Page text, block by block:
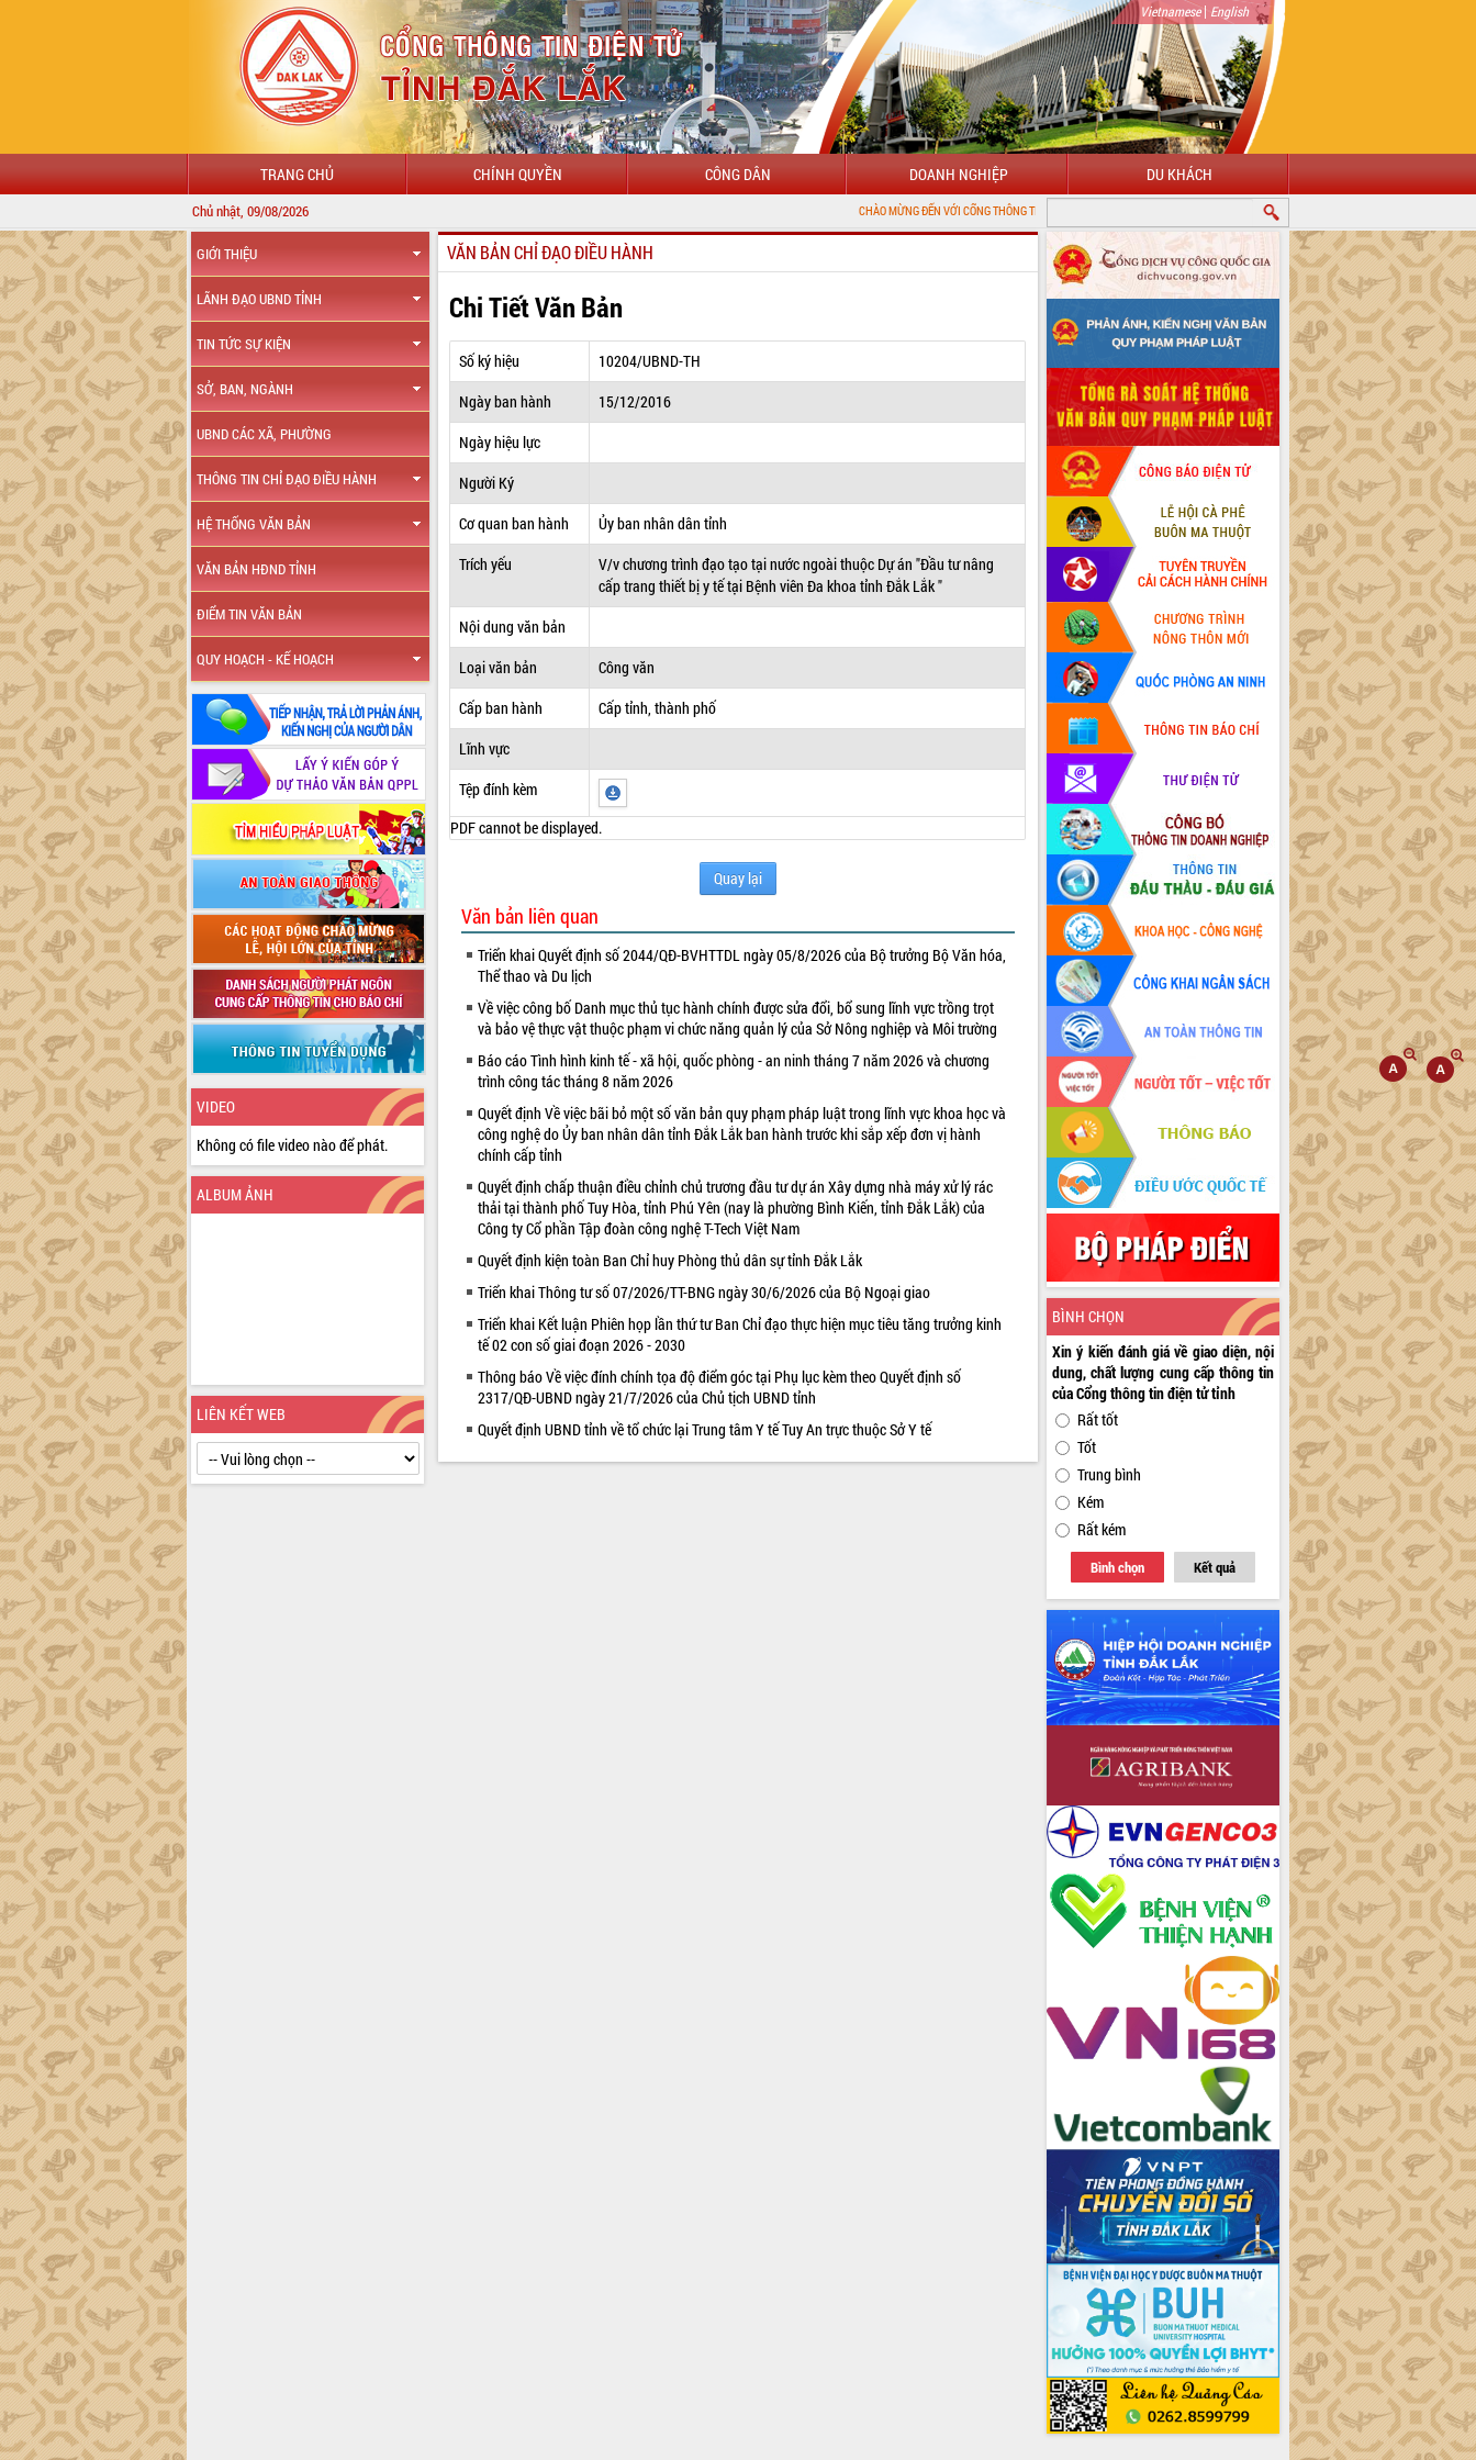
Vietnamese| English
TRANG CHỦ CHÍNH QUYỀN CÔNG DÂN DOANH NGHIỆP DU KHÁCH
Chủ nhật, 09/08/2026 CHÀO MỪNG ĐẾN VỚI CỔNG THÔNG TIN ĐIỆN TỬ TỈNH ĐẮK LẮK
GIỚI THIỆU
LÃNH ĐẠO UBND TỈNH
TIN TỨC SỰ KIỆN
SỞ, BAN, NGÀNH
UBND CÁC XÃ, PHƯỜNG
THÔNG TIN CHỈ ĐẠO ĐIỀU HÀNH
HỆ THỐNG VĂN BẢN
VĂN BẢN HĐND TỈNH
ĐIỂM TIN VĂN BẢN
QUY HOẠCH - KẾ HOẠCH
VIDEO
Không có file video nào để phát.
ALBUM ẢNH
LIÊN KẾT WEB
VĂN BẢN CHỈ ĐẠO ĐIỀU HÀNH
Chi Tiết Văn Bản
Số ký hiệu
10204/UBND-TH
Ngày ban hành
15/12/2016
Ngày hiệu lực
Người Ký
Cơ quan ban hành
Ủy ban nhân dân tỉnh
Trích yếu
V/v chương trình đạo tạo tại nước ngoài thuộc Dự án "Đầu tư nâng
cấp trang thiết bị y tế tại Bệnh viên Đa khoa tỉnh Đắk Lắk "
Nội dung văn bản
Loại văn bản
Công văn
Cấp ban hành
Cấp tỉnh, thành phố
Lĩnh vực
Tệp đính kèm
PDF cannot be displayed.
Quay lại
Văn bản liên quan
Triển khai Quyết định số 2044/QĐ-BVHTTDL ngày 05/8/2026 của Bộ trưởng Bộ Văn hóa,
Thể thao và Du lịch
Về việc công bố Danh mục thủ tục hành chính được sửa đổi, bổ sung lĩnh vực trồng trọt
và bảo vệ thực vật thuộc phạm vi chức năng quản lý của Sở Nông nghiệp và Môi trường
Báo cáo Tình hình kinh tế - xã hội, quốc phòng - an ninh tháng 7 năm 2026 và chương
trình công tác tháng 8 năm 2026
Quyết định Về việc bãi bỏ một số văn bản quy phạm pháp luật trong lĩnh vực khoa học và
công nghệ do Ủy ban nhân dân tỉnh Đắk Lắk ban hành trước khi sắp xếp đơn vị hành
chính cấp tỉnh
Quyết định chấp thuận điều chỉnh chủ trương đầu tư dự án Xây dựng nhà máy xử lý rác
thải tại thành phố Tuy Hòa, tỉnh Phú Yên (nay là phường Bình Kiến, tỉnh Đắk Lắk) của
Công ty Cổ phần Tập đoàn công nghệ T-Tech Việt Nam
Quyết định kiện toàn Ban Chỉ huy Phòng thủ dân sự tỉnh Đắk Lắk
Triển khai Thông tư số 07/2026/TT-BNG ngày 30/6/2026 của Bộ Ngoại giao
Triển khai Kết luận Phiên họp lần thứ tư Ban Chỉ đạo thực hiện mục tiêu tăng trưởng kinh
tế 02 con số giai đoạn 2026 - 2030
Thông báo Về việc đính chính tọa độ điểm góc tại Phụ lục kèm theo Quyết định số
2317/QĐ-UBND ngày 21/7/2026 của Chủ tịch UBND tỉnh
Quyết định UBND tỉnh về tổ chức lại Trung tâm Y tế Tuy An trực thuộc Sở Y tế
BÌNH CHỌN
Xin ý kiến đánh giá về giao diện, nội
dung, chất lượng cung cấp thông tin
của Cổng thông tin điện tử tỉnh
Rất tốt
Tốt
Trung bình
Kém
Rất kém
Bình chọn Kết quả